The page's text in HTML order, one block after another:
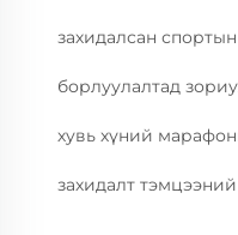
захидалсан
борлуулалтад
хувь хүний
захидалт